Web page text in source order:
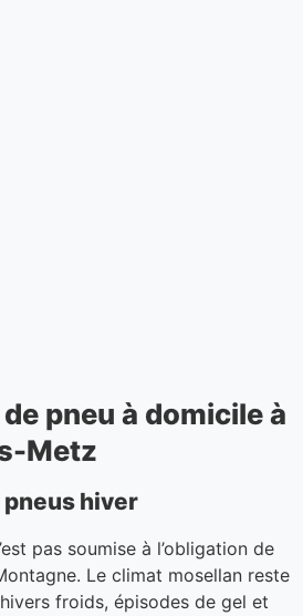
pneu à domicile à
Metz
pneus hiver
pas soumise à l’obligation de
Le climat mosellan reste
froids, épisodes de gel et